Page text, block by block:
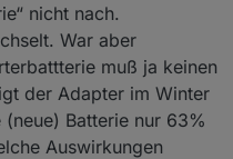
nicht nach.
War aber
muß ja keinen
der Adapter im Winter
Batterie nur 63%
Auswirkungen